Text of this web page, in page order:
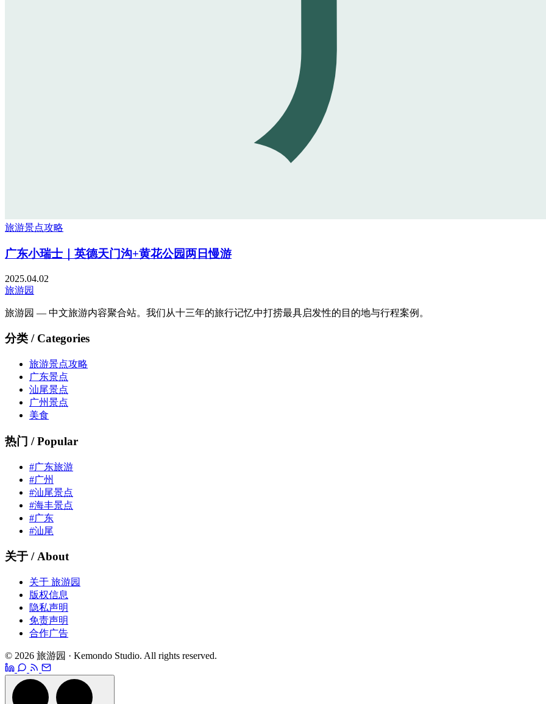
旅游景点攻略
广东小瑞士｜英德天门沟+黄花公园两日慢游
2025.04.02
旅游园
旅游园 — 中文旅游内容聚合站。我们从十三年的旅行记忆中打捞最具启发性的目的地与行程案例。
分类 / Categories
旅游景点攻略
广东景点
汕尾景点
广州景点
美食
热门 / Popular
#广东旅游
#广州
#汕尾景点
#海丰景点
#广东
#汕尾
关于 / About
关于 旅游园
版权信息
隐私声明
免责声明
合作广告
© 2026 旅游园 · Kemondo Studio. All rights reserved.